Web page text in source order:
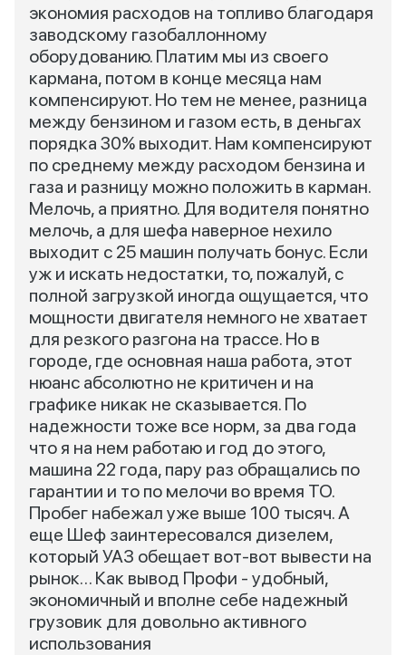
экономия расходов на топливо благодаря
заводскому газобаллонному
оборудованию. Платим мы из своего
кармана, потом в конце месяца нам
компенсируют. Но тем не менее, разница
между бензином и газом есть, в деньгах
порядка 30% выходит. Нам компенсируют
по среднему между расходом бензина и
газа и разницу можно положить в карман.
Мелочь, а приятно. Для водителя понятно
мелочь, а для шефа наверное нехило
выходит с 25 машин получать бонус. Если
уж и искать недостатки, то, пожалуй, с
полной загрузкой иногда ощущается, что
мощности двигателя немного не хватает
для резкого разгона на трассе. Но в
городе, где основная наша работа, этот
нюанс абсолютно не критичен и на
графике никак не сказывается. По
надежности тоже все норм, за два года
что я на нем работаю и год до этого,
машина 22 года, пару раз обращались по
гарантии и то по мелочи во время ТО.
Пробег набежал уже выше 100 тысяч. А
еще Шеф заинтересовался дизелем,
который УАЗ обещает вот-вот вывести на
рынок… Как вывод Профи - удобный,
экономичный и вполне себе надежный
грузовик для довольно активного
использования